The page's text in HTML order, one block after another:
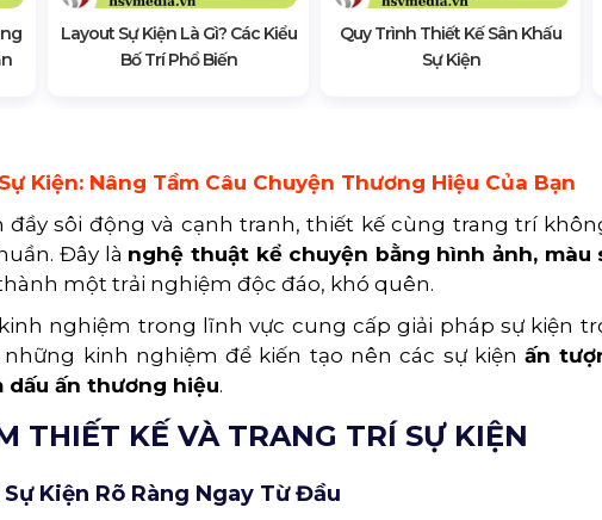
Layout Sự Kiện Là Gì? Các Kiểu
Bố Trí Phổ Biến
Quy Trình Thiết Kế Sân Khấu
Sự Kiện
Kiện: Nâng Tầm Câu Chuyện Thương Hiệu Của Bạn
đầy sôi động và cạnh tranh, thiết kế cùng trang trí
Đây là nghệ thuật kể chuyện bằng hình ảnh, màu
một trải nghiệm độc đáo, khó quên.
nghiệm trong lĩnh vực cung cấp giải pháp sự kiện
những kinh nghiệm để kiến tạo nên các sự kiệnấn
dấu ấn thương hiệu.
THIẾT KẾ VÀ TRANG TRÍ SỰ KIỆN
Kiện Rõ Ràng Ngay Từ Đầu